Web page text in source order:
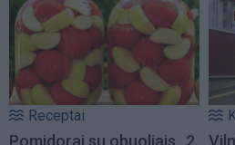
Receptai
Pomidorai su obuoliais „2